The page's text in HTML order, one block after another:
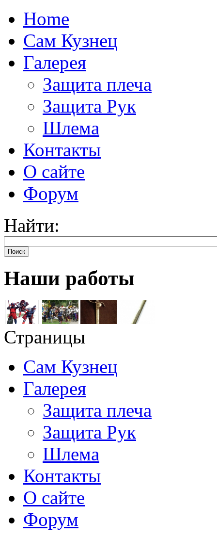
Home
Сам Кузнец
Галерея
Защита плеча
Защита Рук
Шлема
Контакты
О сайте
Форум
Найти:
Поиск
Наши работы
Страницы
Сам Кузнец
Галерея
Защита плеча
Защита Рук
Шлема
Контакты
О сайте
Форум